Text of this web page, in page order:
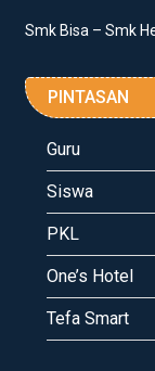
Smk Bisa – Smk
PINTASAN
Guru
Siswa
PKL
One’s Hotel
Tefa Smart